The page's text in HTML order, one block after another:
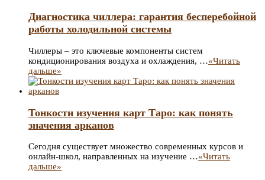
Диагностика чиллера: гарантия бесперебойной
работы холодильной системы
Чиллеры – это ключевые компоненты систем
кондиционирования воздуха и охлаждения, …«Читать
дальше»
Тонкости изучения карт Таро: как понять
значения арканов
Сегодня существует множество современных курсов и
онлайн-школ, направленных на изучение …«Читать
дальше»